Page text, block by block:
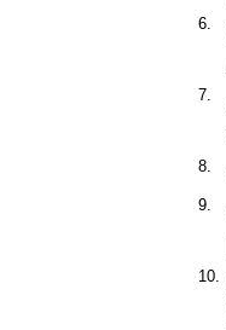
6.
7.
8.
9.
10.